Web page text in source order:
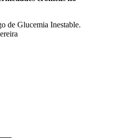
de Glucemia Inestable.